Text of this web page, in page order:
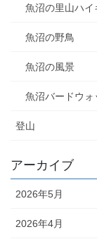
魚沼の里山ハイ
魚沼の野鳥
魚沼の風景
魚沼バードウォ
登山
アーカイブ
2026年5月
2026年4月